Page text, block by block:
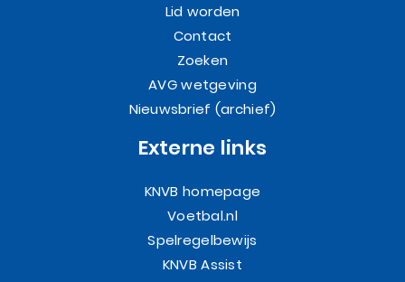
Lid worden
Contact
Zoeken
AVG wetgeving
Nieuwsbrief (archief)
Externe links
KNVB homepage
Voetbal.nl
Spelregelbewijs
KNVB Assist